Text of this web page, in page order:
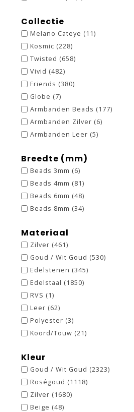
Collectie
Melano Cateye (11)
Kosmic (228)
Twisted (658)
Vivid (482)
Friends (380)
Globe (7)
Armbanden Beads (177)
Armbanden Zilver (6)
Armbanden Leer (5)
Breedte (mm)
Beads 3mm (6)
Beads 4mm (81)
Beads 6mm (48)
Beads 8mm (34)
Materiaal
Zilver (461)
Goud / Wit Goud (530)
Edelstenen (345)
Edelstaal (1850)
RVS (1)
Leer (62)
Polyester (3)
Koord/Touw (21)
Kleur
Goud / Wit Goud (2323)
Roségoud (1118)
Zilver (1680)
Beige (48)